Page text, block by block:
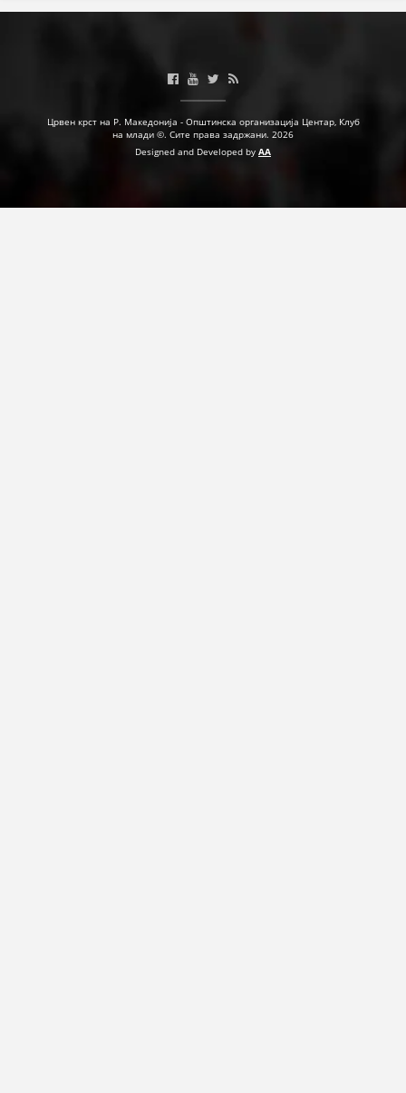
Црвен крст на Р. Македонија - Општинска организација Центар, Клуб
на млади ©. Сите права задржани. 2026
Designed and Developed by AA